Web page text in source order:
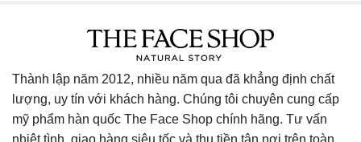
Thành lập năm 2012, nhiều năm qua đã khẳng định chất
lượng, uy tín với khách hàng. Chúng tôi chuyên cung cấp
mỹ phẩm hàn quốc The Face Shop chính hãng. Tư vấn
nhiệt tình, giao hàng siêu tốc và thu tiền tận nơi trên toàn